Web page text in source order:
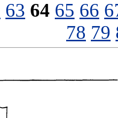
63 64 65 66
78 79